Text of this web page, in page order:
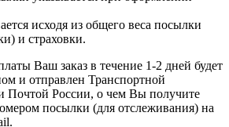
исходя из общего веса посылки
и страховки.
Ваш заказ в течение 1-2 дней будет
и отправлен Транспортной
России, о чем Вы получите
посылки (для отслеживания) на